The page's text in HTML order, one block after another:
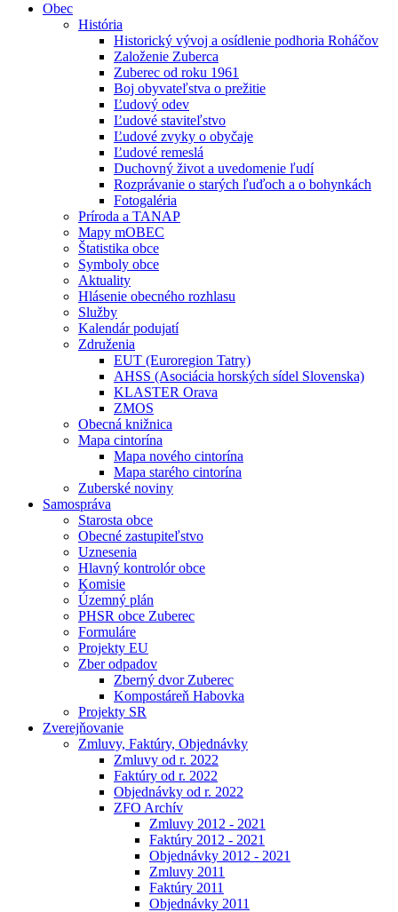
Obec
História
Historický vývoj a osídlenie podhoria Roháčov
Založenie Zuberca
Zuberec od roku 1961
Boj obyvateľstva o prežitie
Ľudový odev
Ľudové staviteľstvo
Ľudové zvyky o obyčaje
Ľudové remeslá
Duchovný život a uvedomenie ľudí
Rozprávanie o starých ľuďoch a o bohynkách
Fotogaléria
Príroda a TANAP
Mapy mOBEC
Štatistika obce
Symboly obce
Aktuality
Hlásenie obecného rozhlasu
Služby
Kalendár podujatí
Združenia
EUT (Euroregion Tatry)
AHSS (Asociácia horských sídel Slovenska)
KLASTER Orava
ZMOS
Obecná knižnica
Mapa cintorína
Mapa nového cintorína
Mapa starého cintorína
Zuberské noviny
Samospráva
Starosta obce
Obecné zastupiteľstvo
Uznesenia
Hlavný kontrolór obce
Komisie
Územný plán
PHSR obce Zuberec
Formuláre
Projekty EU
Zber odpadov
Zberný dvor Zuberec
Kompostáreň Habovka
Projekty SR
Zverejňovanie
Zmluvy, Faktúry, Objednávky
Zmluvy od r. 2022
Faktúry od r. 2022
Objednávky od r. 2022
ZFO Archív
Zmluvy 2012 - 2021
Faktúry 2012 - 2021
Objednávky 2012 - 2021
Zmluvy 2011
Faktúry 2011
Objednávky 2011